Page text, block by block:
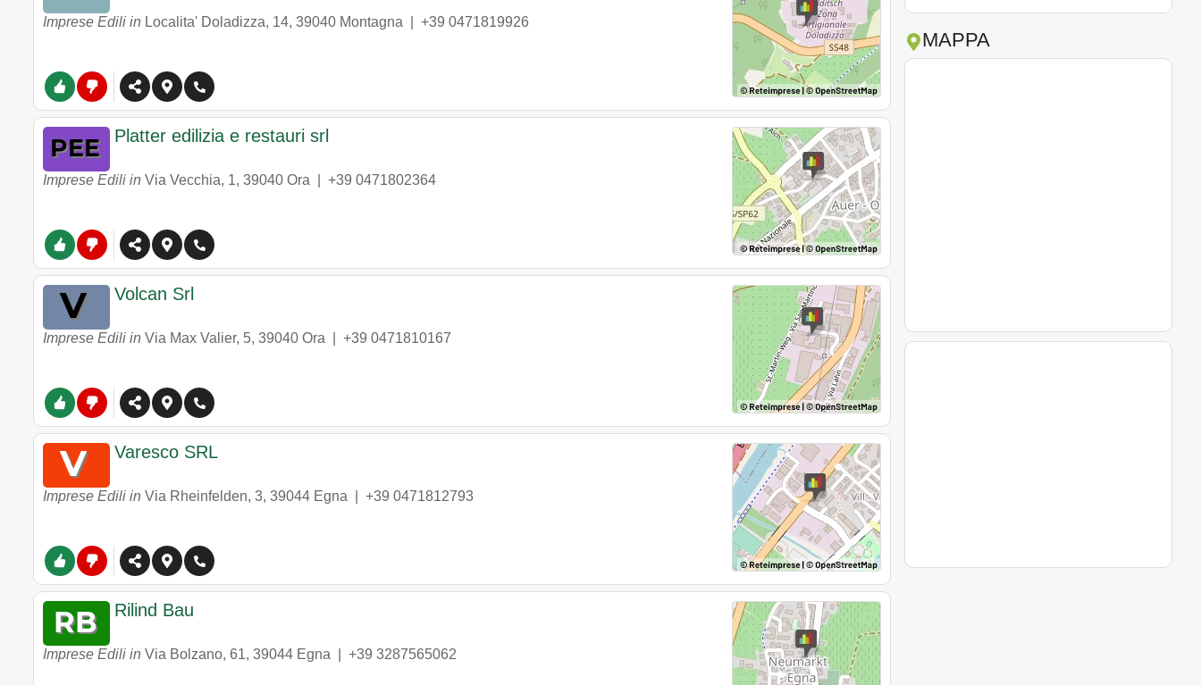
Imprese Edili in Localita' Doladizza, 14, 39040 Montagna +39 0471819926
Platter edilizia e restauri srl
Imprese Edili in Via Vecchia, 1, 39040 Ora +39 0471802364
Volcan Srl
Imprese Edili in Via Max Valier, 5, 39040 Ora +39 0471810167
Varesco SRL
Imprese Edili in Via Rheinfelden, 3, 39044 Egna +39 0471812793
Rilind Bau
Imprese Edili in Via Bolzano, 61, 39044 Egna +39 3287565062
MAPPA